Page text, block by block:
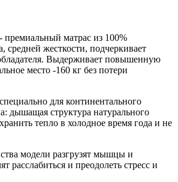
- премиальный матрас из 100%
средней жесткости, подчеркивает
Выдерживает повышенную
место -160 кг без потери
для континентального
дышащая структура натурального
тепло в холодное время года и не
модели разгрузят мышцы и
расслабиться и преодолеть стресс и